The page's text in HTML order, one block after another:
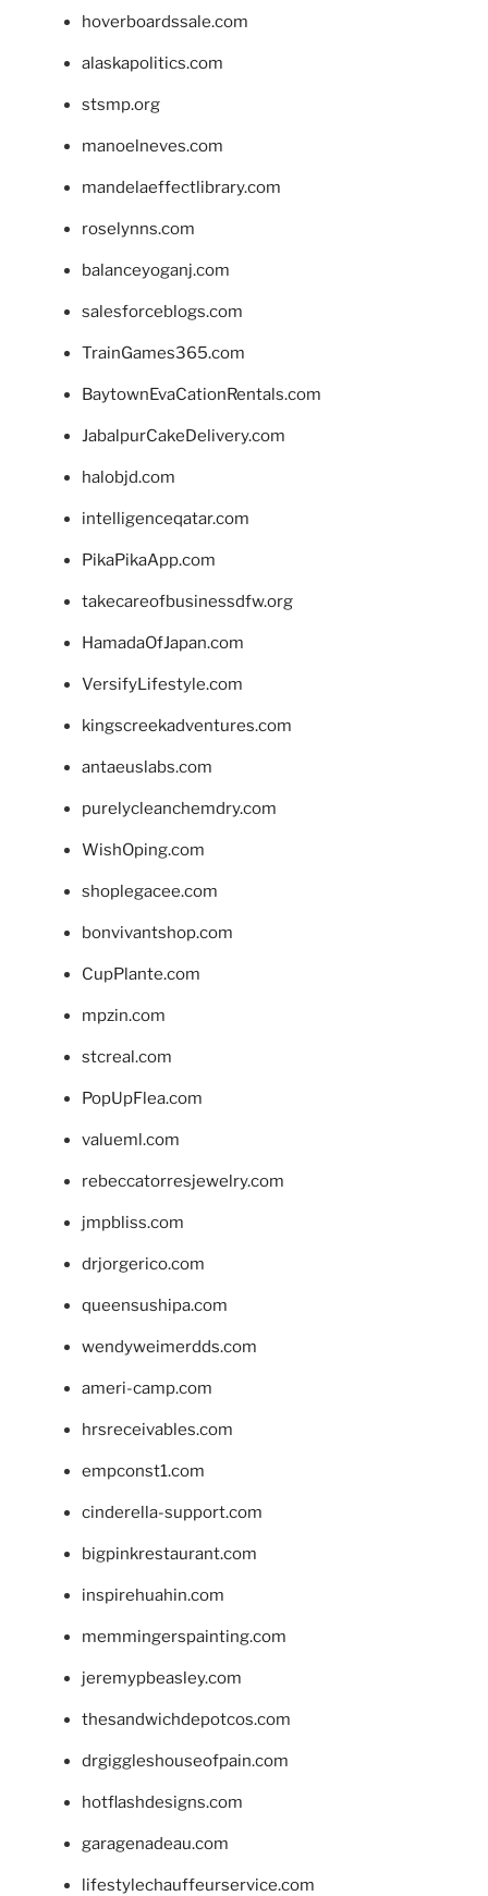
hoverboardssale.com
alaskapolitics.com
stsmp.org
manoelneves.com
mandelaeffectlibrary.com
roselynns.com
balanceyoganj.com
salesforceblogs.com
TrainGames365.com
BaytownEvaCationRentals.com
JabalpurCakeDelivery.com
halobjd.com
intelligenceqatar.com
PikaPikaApp.com
takecareofbusinessdfw.org
HamadaOfJapan.com
VersifyLifestyle.com
kingscreekadventures.com
antaeuslabs.com
purelycleanchemdry.com
WishOping.com
shoplegacee.com
bonvivantshop.com
CupPlante.com
mpzin.com
stcreal.com
PopUpFlea.com
valueml.com
rebeccatorresjewelry.com
jmpbliss.com
drjorgerico.com
queensushipa.com
wendyweimerdds.com
ameri-camp.com
hrsreceivables.com
empconst1.com
cinderella-support.com
bigpinkrestaurant.com
inspirehuahin.com
memmingerspainting.com
jeremypbeasley.com
thesandwichdepotcos.com
drgiggleshouseofpain.com
hotflashdesigns.com
garagenadeau.com
lifestylechauffeurservice.com